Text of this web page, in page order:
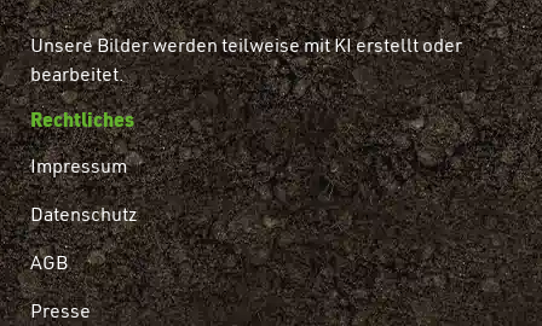
Unsere Bilder werden teilweise mit KI erstellt oder
bearbeitet.
Rechtliches
Impressum
Datenschutz
AGB
Presse